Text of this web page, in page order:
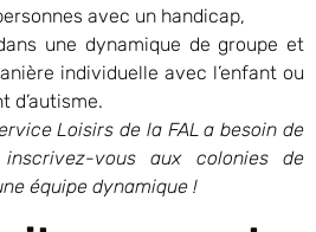
avec un handicap,
une dynamique de groupe et
individuelle avec l’enfant ou
d’autisme.
Loisirs de la FAL a besoin de
vous aux colonies de
équipe dynamique !